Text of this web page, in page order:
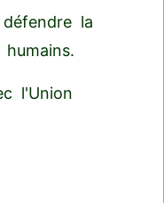
la
l'Union